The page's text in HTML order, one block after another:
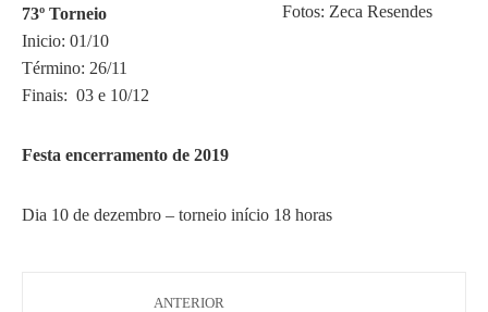
Fotos: Zeca Resendes
73º Torneio
Inicio: 01/10
Término: 26/11
Finais: 03 e 10/12
Festa encerramento de 2019
Dia 10 de dezembro – torneio início 18 horas
ANTERIOR